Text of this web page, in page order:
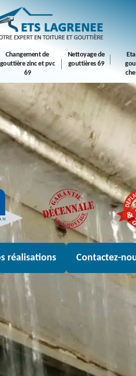
Changement de
gouttière zinc et pvc
69
Nettoyage de
gouttières 69
réalisations Contactez-